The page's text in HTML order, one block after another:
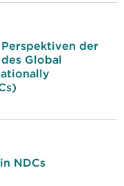
der
Global
NDCs